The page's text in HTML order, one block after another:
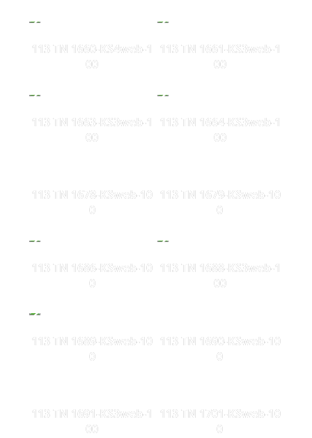
113 TN 1660-KS4web-1
00
113 TN 1661-KS3web-1
00
113 TN 1663-KS3web-1
00
113 TN 1664-KS3web-1
00
113 TN 1678-KSweb-10
0
113 TN 1679-KSweb-10
0
113 TN 1686-KSweb-10
0
113 TN 1688-KS3web-1
00
113 TN 1689-KSweb-10
0
113 TN 1690-KSweb-10
0
113 TN 1691-KS3web-1
00
113 TN 1701-KSweb-10
0